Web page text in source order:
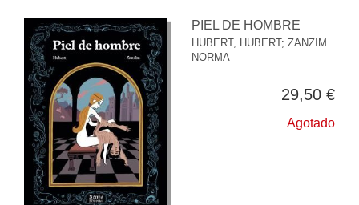
PIEL DE HOMBRE
HUBERT, HUBERT; ZANZIM
NORMA
29,50 €
Agotado